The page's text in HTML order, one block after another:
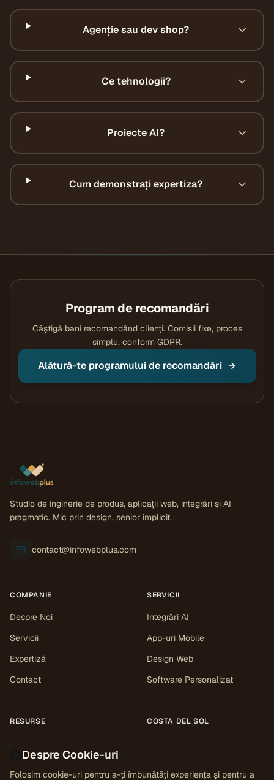
Agenție sau dev shop?
Ce tehnologii?
Proiecte AI?
Cum demonstrați expertiza?
Program de recomandări
Câștigă bani recomandând clienți. Comisii fixe, proces
simplu, conform GDPR.
Alătură-te programului de recomandări
Studio de inginerie de produs, aplicații web, integrări și AI
pragmatic. Mic prin design, senior implicit.
contact@infowebplus.com
COMPANIE
Despre Noi
Servicii
Expertiză
Contact
SERVICII
Integrări AI
App-uri Mobile
Design Web
Software Personalizat
RESURSE
Studii de caz
COSTA DEL SOL
FuengirolaGibraltar
Despre Cookie-uri
Folosim cookie-uri pentru a-ți îmbunătăți experiența și pentru a